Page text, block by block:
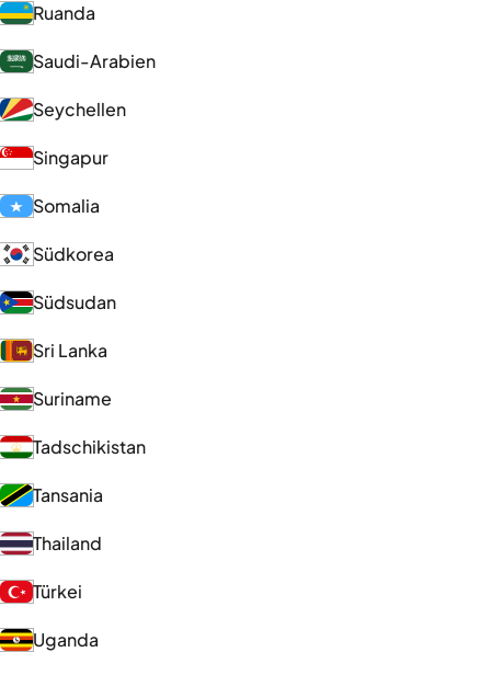
Ruanda
Saudi-Arabien
Seychellen
Singapur
Somalia
Südkorea
Südsudan
Sri Lanka
Suriname
Tadschikistan
Tansania
Thailand
Türkei
Uganda